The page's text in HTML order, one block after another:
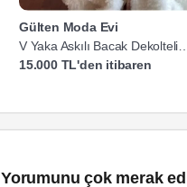
Gülten Moda Evi
V Yaka Askılı Bacak Dekolteli
Gelinlik
15.000 TL'den itibaren
Yorumunu çok merak